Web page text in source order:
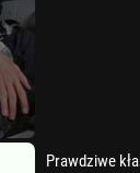
Prawdziwe